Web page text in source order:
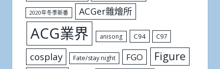
2020年冬季新番 ACGer雜燴所
ACG業界 anisong C94 C97
cosplay Fate/stay night FGO Figure